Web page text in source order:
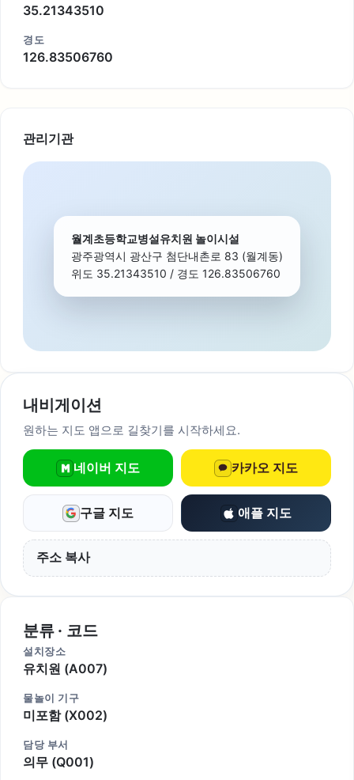
35.21343510
경도
126.83506760
관리기관
월계초등학교병설유치원 놀이시설
광주광역시 광산구 첨단내촌로 83 (월계동)
위도 35.21343510 / 경도 126.83506760
내비게이션
원하는 지도 앱으로 길찾기를 시작하세요.
네이버 지도 카카오 지도
구글 지도 애플 지도
주소 복사
분류 · 코드
설치장소
유치원 (A007)
물놀이 기구
미포함 (X002)
담당 부서
의무 (Q001)